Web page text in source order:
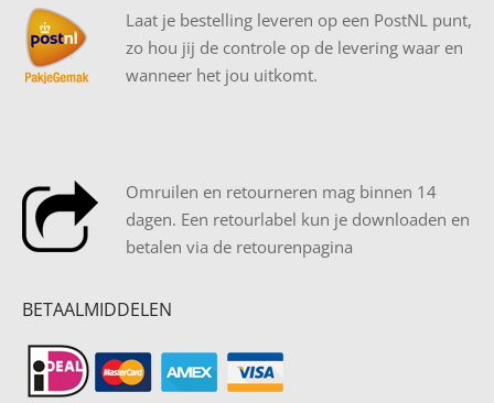
Laat je bestelling leveren op een PostNL punt,
zo hou jij de controle op de levering waar en
wanneer het jou uitkomt.
Omruilen en retourneren mag binnen 14
dagen. Een retourlabel kun je downloaden en
betalen via de retourenpagina
BETAALMIDDELEN